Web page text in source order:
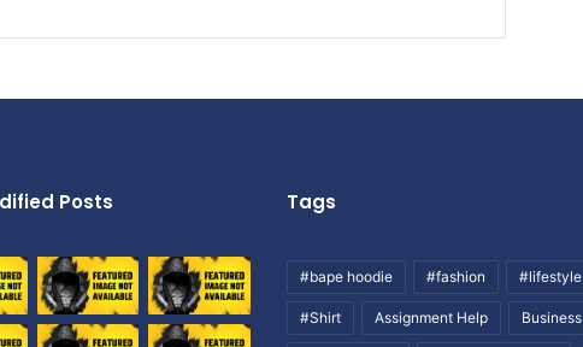
Posts Tags
#bape hoodie #fashion #lifestyle
#Shirt Assignment Help Business